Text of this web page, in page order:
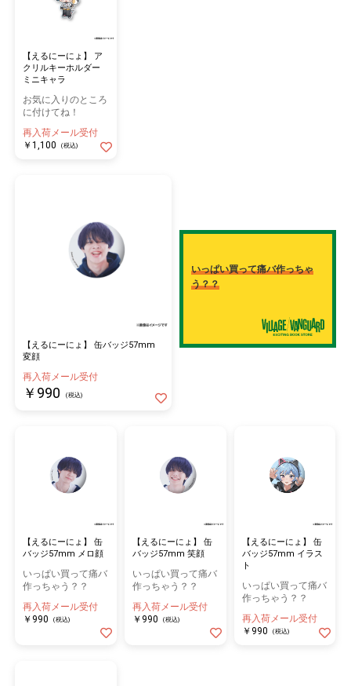
【えるにーにょ】 ア
クリルキーホルダー
ミニキャラ
お気に入りのところ
に付けてね！
再入荷メール受付
￥1,100
(税込)
【えるにーにょ】 缶バッジ57mm
変顔
再入荷メール受付
￥990 (税込)
いっぱい買って痛バ作っちゃ
う？？
【えるにーにょ】 缶
バッジ57mm メロ顔
いっぱい買って痛バ
作っちゃう？？
再入荷メール受付
￥990
(税込)
【えるにーにょ】 缶
バッジ57mm 笑顔
いっぱい買って痛バ
作っちゃう？？
再入荷メール受付
￥990
(税込)
【えるにーにょ】 缶
バッジ57mm イラス
ト
いっぱい買って痛バ
作っちゃう？？
再入荷メール受付
￥990
(税込)